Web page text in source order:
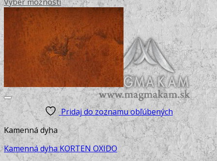
chosen
the
product
This
product
multiple
variants.
The
options
may
be
chosen
on
the
product
page
Pridaj do zoznamu obľúbených
Kamenná dyha
Kamenná dyha KORTEN OXIDO